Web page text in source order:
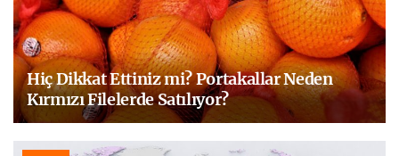
Hiç Dikkat Ettiniz mi? Portakallar Neden
Kırmızı Filelerde Satılıyor?